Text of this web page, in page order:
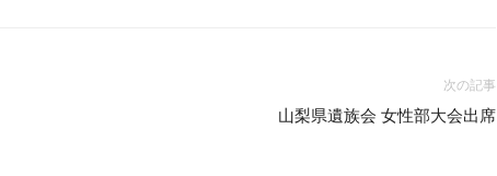
次の記事
山梨県遺族会 女性部大会出席